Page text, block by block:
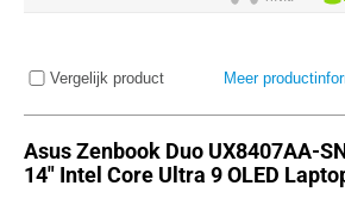
Vergelijk product Meer
Asus Zenbook Duo UX8407AA-
14" Intel Core Ultra 9 OLED